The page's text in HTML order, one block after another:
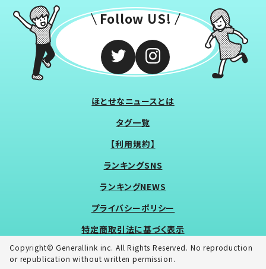
Follow US!
ほとせなニュースとは
タグ一覧
【利用規約】
ランキングSNS
ランキングNEWS
プライバシーポリシー
特定商取引法に基づく表示
Copyright© Generallink inc. All Rights Reserved. No reproduction
or republication without written permission.